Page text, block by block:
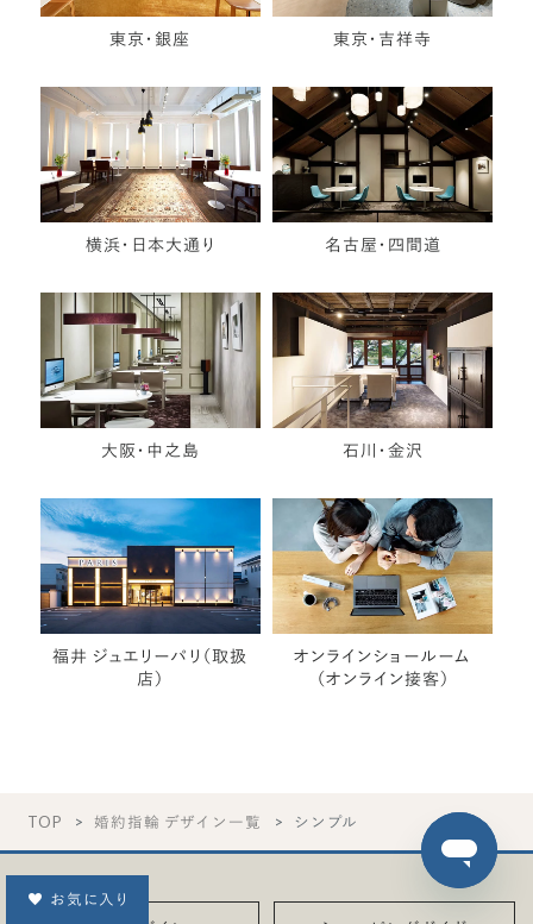
東京・銀座 東京・吉祥寺
横浜・日本大通り 名古屋・四間道
大阪・中之島 石川・金沢
福井 ジュエリーパリ（取扱
店）
オンラインショールーム
（オンライン接客）
お気に入り
TOP 婚約指輪 デザイン一覧 シンプル